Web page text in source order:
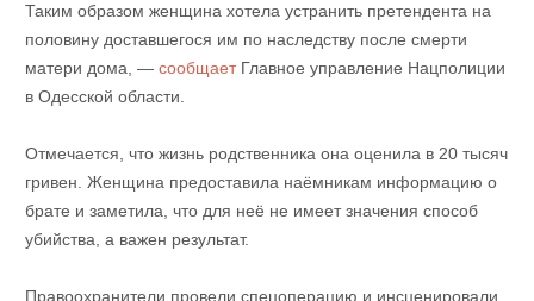
Таким образом женщина хотела устранить претендента на
половину доставшегося им по наследству после смерти
матери дома, — сообщаетГлавное управление Нацполиции
в Одесской области.
Отмечается, что жизнь родственника она оценила в 20 тысяч
гривен. Женщина предоставила наёмникам информацию о
брате и заметила, что для неё не имеет значения способ
убийства, а важен результат.
Правоохранители провели спецоперацию и инсценировали